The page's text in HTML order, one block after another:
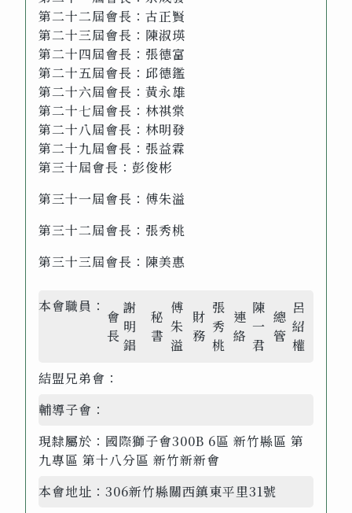
第二十二屆會長：古正賢
第二十三屆會長：陳淑瑛
第二十四屆會長：張德富
第二十五屆會長：邱德鑑
第二十六屆會長：黃永雄
第二十七屆會長：林祺棠
第二十八屆會長：林明發
第二十九屆會長：張益霖
第三十屆會長：彭俊彬
第三十一屆會長：傅朱溢
第三十二屆會長：張秀桃
第三十三屆會長：陳美惠
本會職員：
會
長
謝
明
錩
秘
書
傅
朱
溢
財
務
張
秀
桃
連
絡
陳
一
君
總
管
呂
紹
權
結盟兄弟會：
輔導子會：
現隸屬於： 國際獅子會300B 6區 新竹縣區 第
九專區 第十八分區 新竹新新會
本會地址： 306新竹縣關西鎮東平里31號